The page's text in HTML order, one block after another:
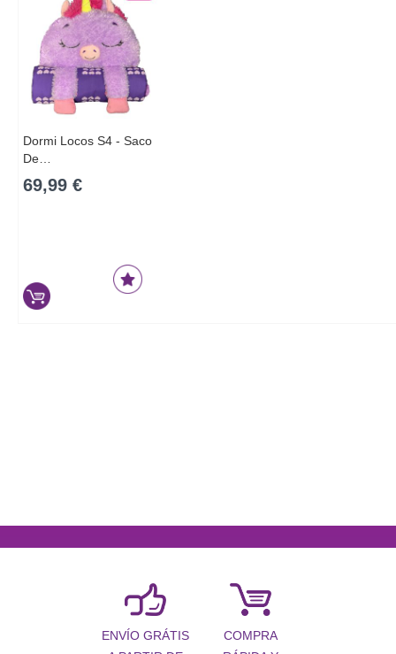
Dormi Locos S4 - Saco
De…
69,99 €
ENVÍO GRÁTIS
COMPRA